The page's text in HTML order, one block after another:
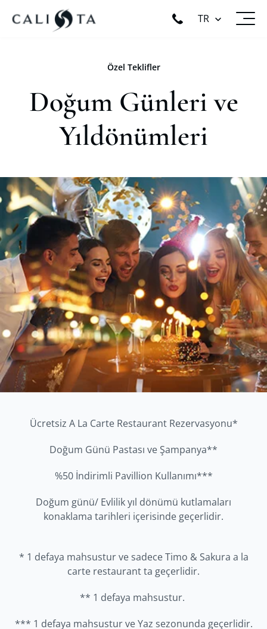
TR
Özel Teklifler
Doğum Günleri ve
Yıldönümleri
Ücretsiz A La Carte Restaurant Rezervasyonu*
Doğum Günü Pastası ve Şampanya**
%50 İndirimli Pavillion Kullanımı***
Doğum günü/ Evlilik yıl dönümü kutlamaları
konaklama tarihleri içerisinde geçerlidir.
* 1 defaya mahsustur ve sadece Timo & Sakura a la
carte restaurant ta geçerlidir.
** 1 defaya mahsustur.
*** 1 defaya mahsustur ve Yaz sezonunda geçerlidir.